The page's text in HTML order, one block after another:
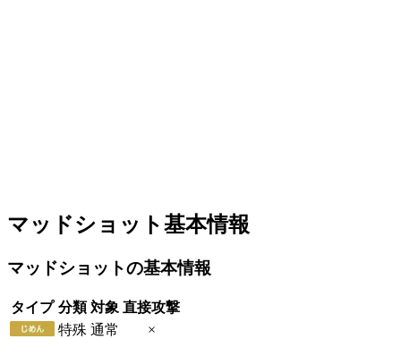
マッドショット基本情報
マッドショットの基本情報
タイプ 分類 対象 直接攻撃
特殊 通常
×